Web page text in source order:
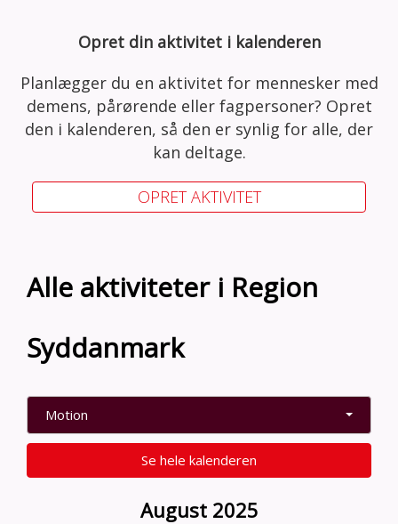
Opret din aktivitet i kalenderen
Planlægger du en aktivitet for mennesker med
demens, pårørende eller fagpersoner? Opret
den i kalenderen, så den er synlig for alle, der
kan deltage.
OPRET AKTIVITET
Alle aktiviteter i Region
Syddanmark
Motion
Se hele kalenderen
August 2025